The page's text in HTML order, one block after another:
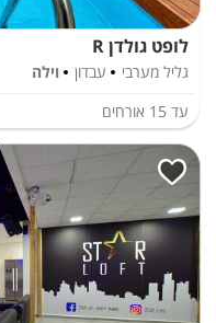
לופט גולדן R
גליל מערבי עבדון
וילה
עד 15 אורחים